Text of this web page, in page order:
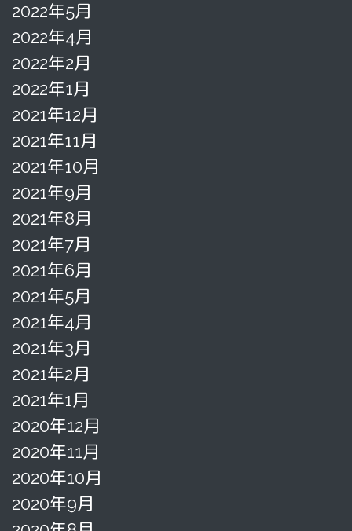
2022年5月
2022年4月
2022年2月
2022年1月
2021年12月
2021年11月
2021年10月
2021年9月
2021年8月
2021年7月
2021年6月
2021年5月
2021年4月
2021年3月
2021年2月
2021年1月
2020年12月
2020年11月
2020年10月
2020年9月